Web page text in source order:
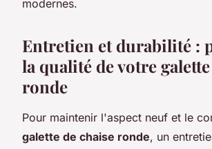
modernes.
Entretien et durabilité :
la qualité de votre
ronde
Pour maintenir l'aspect neuf et le
galette de chaise ronde, un